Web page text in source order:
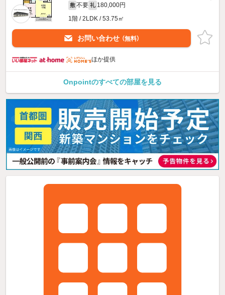
敷 不要 礼 180,000円
1階 / 2LDK / 53.75㎡
お問い合わせ （無料）
ほか提供
Onpointのすべての部屋を見る